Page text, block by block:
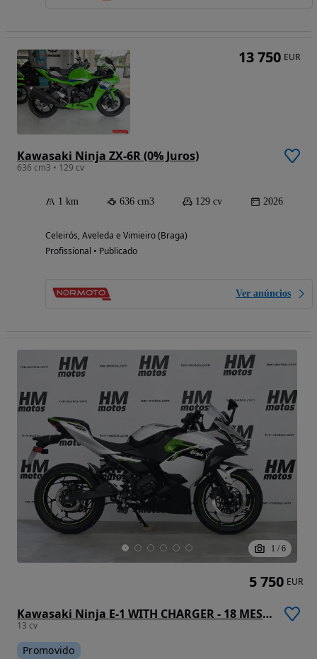
Kawasaki Ninja ZX-6R (0% Juros)
636 cm3 • 129 cv
1 km 636 cm3 129 cv 2026
Celeirós, Aveleda e Vimieiro (Braga)
Profissional • Publicado
Ver anúncios
13 750 EUR
1 / 6
Kawasaki Ninja E-1 WITH CHARGER - 18 MESES DE GARANTIA
13 cv
Promovido
5 750 EUR